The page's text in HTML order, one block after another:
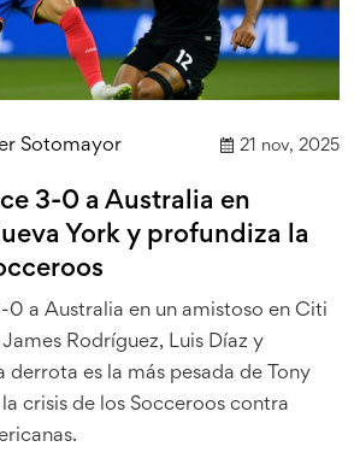
Sotomayor 21 nov, 2025
3-0 a Australia en
York y profundiza la
a Australia en un amistoso en Citi
Rodríguez, Luis Díaz y
derrota es la más pesada de Tony
crisis de los Socceroos contra